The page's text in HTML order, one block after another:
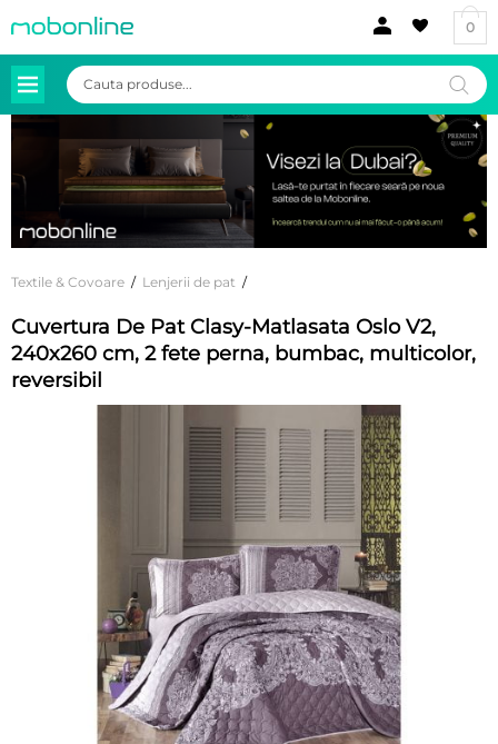
0
Products
search
Textile & Covoare / Lenjerii de pat /
Cuvertura De Pat Clasy-Matlasata Oslo V2,
240x260 cm, 2 fete perna, bumbac, multicolor,
reversibil